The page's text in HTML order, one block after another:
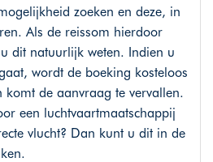
zoeken en deze, in
Als de reissom hierdoor
dit natuurlijk weten. Indien u
wordt de boeking kosteloos
de aanvraag te vervallen.
een luchtvaartmaatschappij
vlucht? Dan kunt u dit in de